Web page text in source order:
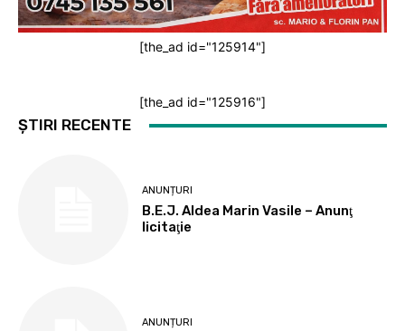
[the_ad id="125914"]
[the_ad id="125916"]
ȘTIRI RECENTE
ANUNȚURI
B.E.J. Aldea Marin Vasile – Anunţ
licitaţie
ANUNȚURI